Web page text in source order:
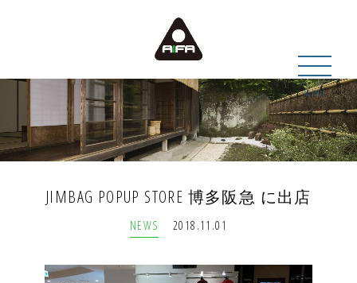
MENU
JIMBAG POPUP STORE 博多阪急 に出店
NEWS 2018.11.01